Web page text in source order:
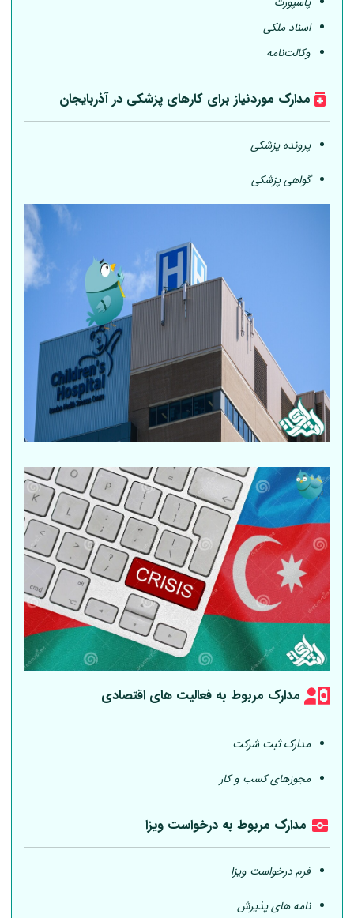
اسناد ملکی
وکالت‌نامه
مدارک موردنیاز برای کارهای پزشکی در آذربایجان
پرونده پزشکی
گواهی پزشکی
مدارک مربوط به فعالیت های اقتصادی
مدارک ثبت شرکت
مجوزهای کسب و کار
مدارک مربوط به درخواست ویزا
فرم درخواست ویزا
نامه های پذیرش